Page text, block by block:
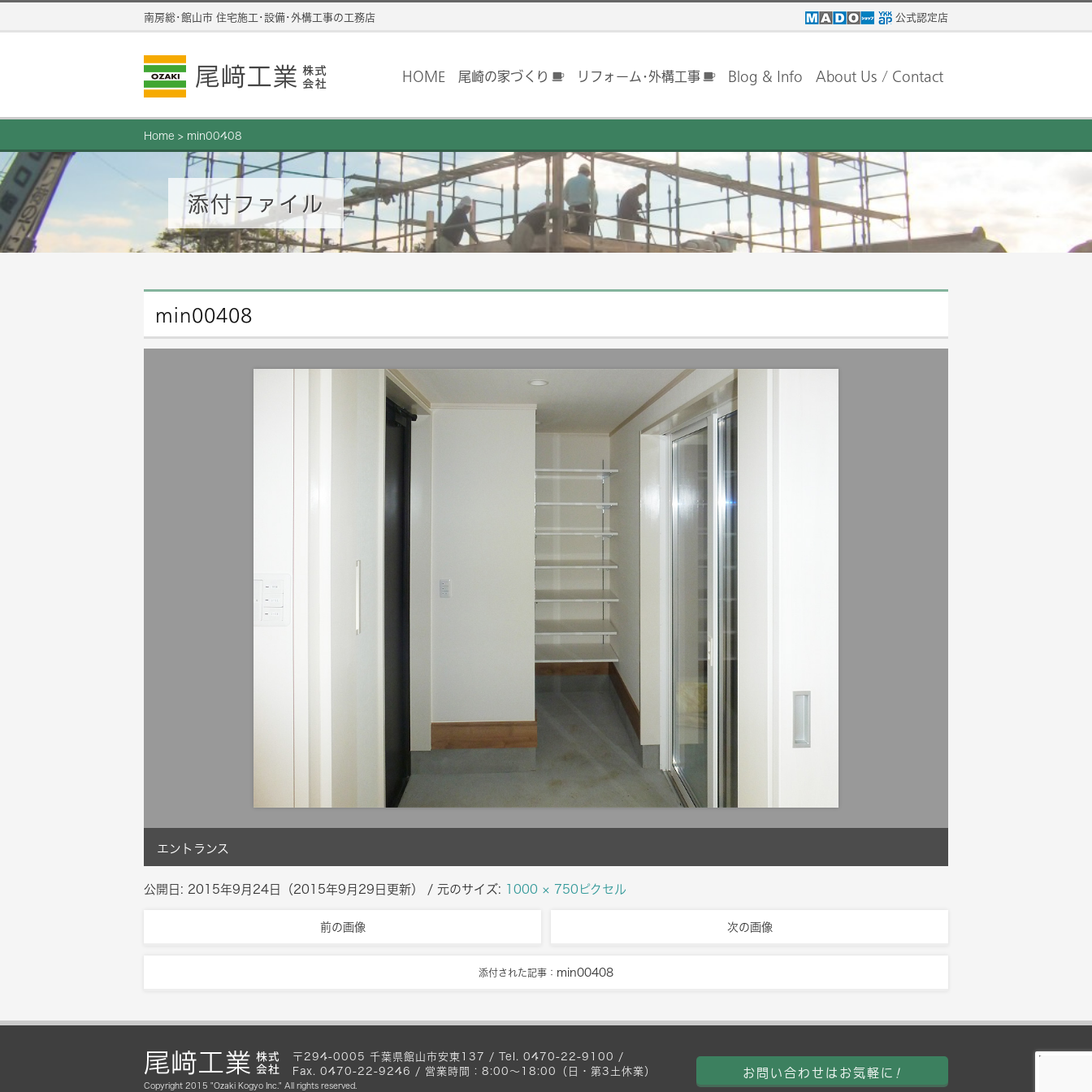
南房総･館山市 住宅施工･設備･外構工事の工務店 公式認定店
HOME 尾崎の家づくり リフォーム･外構工事 Blog & Info About Us / Contact
Home > min00408
添付ファイル
min00408
エントランス
公開日: 2015年9月24日 （ 2015年9月29日 更新） / 元のサイズ: 1000 × 750ピクセル
前の画像 次の画像
添付された記事： min00408
〒294-0005 千葉県館山市安東137 / Tel. 0470-22-9100 /
Fax. 0470-22-9246 / 営業時間：8:00〜18:00（日・第3土休業）
Copyright 2015 "Ozaki Kogyo Inc." All rights reserved.
お問い合わせはお気軽に !